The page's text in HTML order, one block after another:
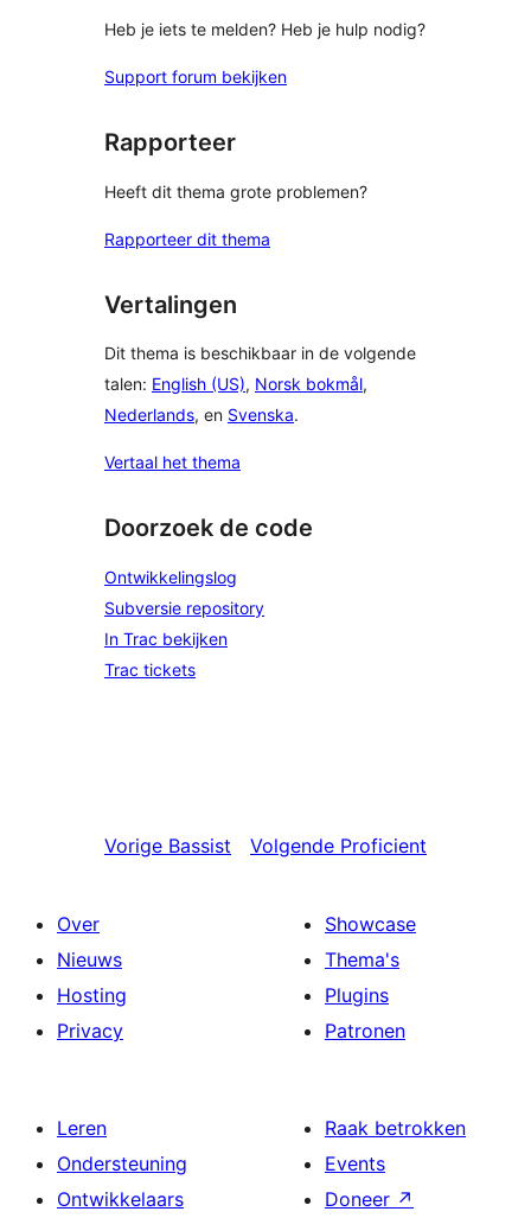
Heb je iets te melden? Heb je hulp nodig?
Support forum bekijken
Rapporteer
Heeft dit thema grote problemen?
Rapporteer dit thema
Vertalingen
Dit thema is beschikbaar in de volgende
talen: English (US), Norsk bokmål,
Nederlands, en Svenska.
Vertaal het thema
Doorzoek de code
Ontwikkelingslog
Subversie repository
In Trac bekijken
Trac tickets
Vorige Bassist Volgende Proficient
Over
Nieuws
Hosting
Privacy
Showcase
Thema's
Plugins
Patronen
Leren
Ondersteuning
Ontwikkelaars
Raak betrokken
Events
Doneer ↗